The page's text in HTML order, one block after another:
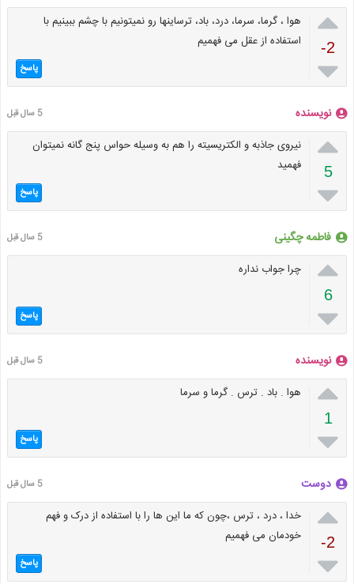

-2

هوا ، گرما، سرما، درد، باد، ترساینها رو نمیتونیم با چشم ببینیم با
استفاده از عقل می فهمیم
پاسخ
نویسنده 5 سال قبل

5

نیروی جاذبه و الکتریسیته را هم به وسیله حواس پنج گانه نمیتوان
فهمید
پاسخ
فاطمه چگینی 5 سال قبل

6

چرا جواب نداره
پاسخ
نویسنده 5 سال قبل

1

هوا . باد . ترس . گرما و سرما
پاسخ
دوست 5 سال قبل

-2

خدا ، درد ، ترس ،چون که ما این ها را با استفاده از درک و فهم
خودمان می فهمیم
پاسخ